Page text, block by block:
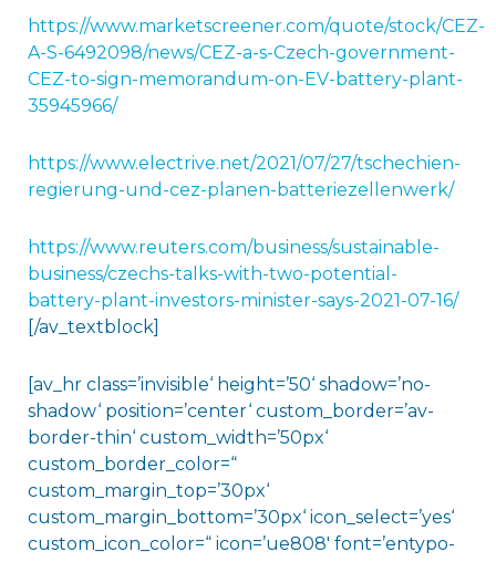
https://www.marketscreener.com/quote/stock/CEZ-
A-S-6492098/news/CEZ-a-s-Czech-government-
CEZ-to-sign-memorandum-on-EV-battery-plant-
35945966/
https://www.electrive.net/2021/07/27/tschechien-
regierung-und-cez-planen-batteriezellenwerk/
https://www.reuters.com/business/sustainable-
business/czechs-talks-with-two-potential-
battery-plant-investors-minister-says-2021-07-16/
[/av_textblock]
[av_hr class=’invisible‘ height=’50‘ shadow=’no-
shadow‘ position=’center‘ custom_border=’av-
border-thin‘ custom_width=’50px‘
custom_border_color=“
custom_margin_top=’30px‘
custom_margin_bottom=’30px‘ icon_select=’yes‘
custom_icon_color=“ icon=’ue808′ font=’entypo-